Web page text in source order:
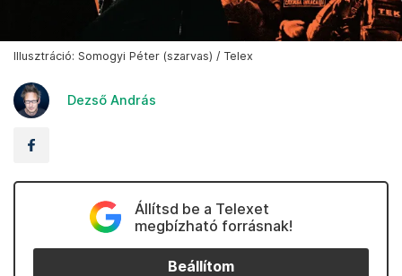
Illusztráció: Somogyi Péter (szarvas) / Telex
Dezső András
Állítsd be a Telexet
megbízható forrásnak!
Beállítom